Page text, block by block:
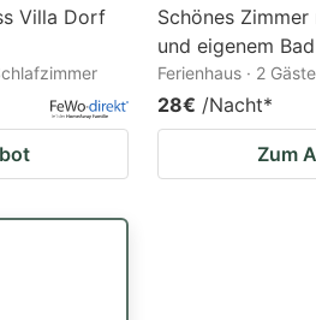
Villa Dorf
Schönes
und eigenem Bad
Ferienhaus · 2
28€ /Nacht*
Zum